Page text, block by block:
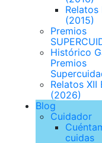
Relatos
(2015)
Premios
Histórico
Premios
Relatos XII
(2026)
Blog
Cuidador
cuidas